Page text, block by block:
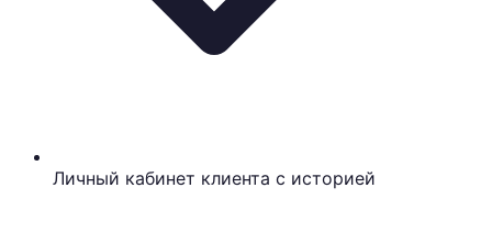
Личный кабинет клиента с историей